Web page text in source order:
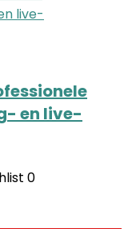
en live-
0